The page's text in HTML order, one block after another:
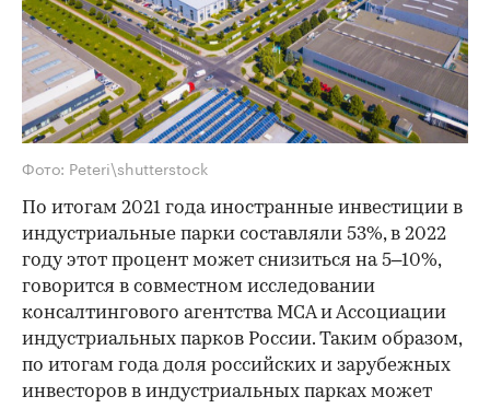
Фото: Peteri\shutterstock
По итогам 2021 года иностранные инвестиции в
индустриальные парки составляли 53%, в 2022
году этот процент может снизиться на 5–10%,
говорится в совместном исследовании
консалтингового агентства MCA и Ассоциации
индустриальных парков России. Таким образом,
по итогам года доля российских и зарубежных
инвесторов в индустриальных парках может